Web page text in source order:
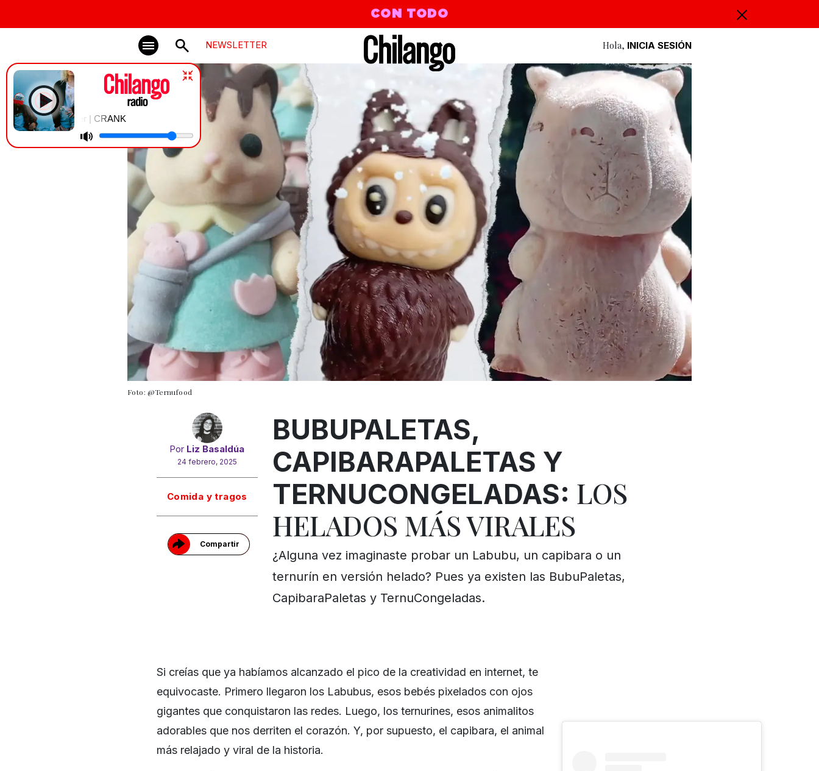
CON TODO
NEWSLETTER Hola, INICIA SESIÓN
Slayyyter | CRANK
Foto: @Ternufood
Por Liz Basaldúa
24 febrero, 2025
Comida y tragos
Compartir
BUBUPALETAS,
CAPIBARAPALETAS Y
TERNUCONGELADAS: LOS
HELADOS MÁS VIRALES
¿Alguna vez imaginaste probar un Labubu, un capibara o un
ternurín en versión helado? Pues ya existen las BubuPaletas,
CapibaraPaletas y TernuCongeladas.
Si creías que ya habíamos alcanzado el pico de la creatividad en internet, te
equivocaste. Primero llegaron los Labubus, esos bebés pixelados con ojos
gigantes que conquistaron las redes. Luego, los ternurines, esos animalitos
adorables que nos derriten el corazón. Y, por supuesto, el capibara, el animal
más relajado y viral de la historia.